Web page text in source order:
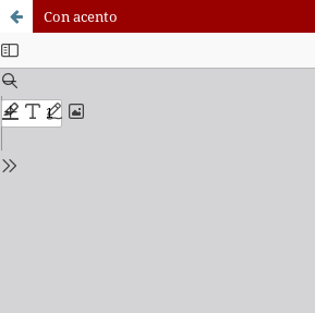
Con acento